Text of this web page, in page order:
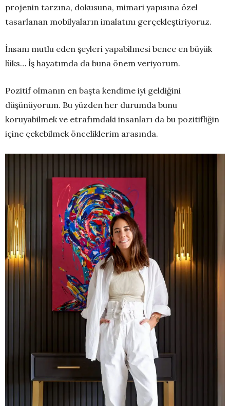
projenin tarzına, dokusuna, mimari yapısına özel
tasarlanan mobilyaların imalatını gerçekleştiriyoruz.
İnsanı mutlu eden şeyleri yapabilmesi bence en büyük
lüks… İş hayatımda da buna önem veriyorum.
Pozitif olmanın en başta kendime iyi geldiğini
düşünüyorum. Bu yüzden her durumda bunu
koruyabilmek ve etrafımdaki insanları da bu pozitifliğin
içine çekebilmek önceliklerim arasında.